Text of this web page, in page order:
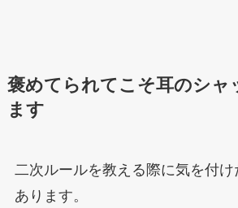
褒めてられてこそ耳のシャ
ます
二次ルールを教える際に気を付
あります。